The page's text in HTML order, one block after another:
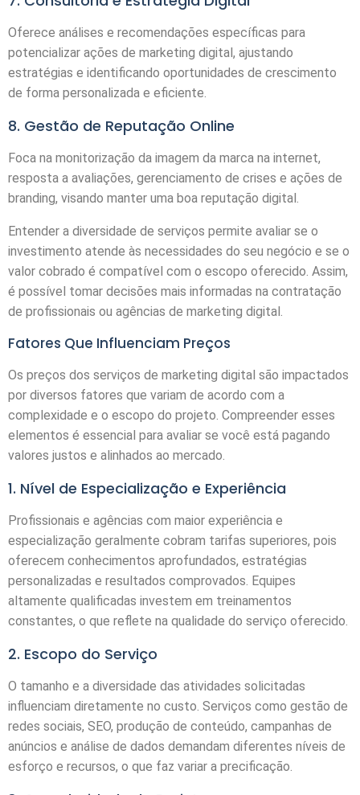
Oferece análises e recomendações específicas para
potencializar ações de marketing digital, ajustando
estratégias e identificando oportunidades de crescimento
de forma personalizada e eficiente.
8. Gestão de Reputação Online
Foca na monitorização da imagem da marca na internet,
resposta a avaliações, gerenciamento de crises e ações de
branding, visando manter uma boa reputação digital.
Entender a diversidade de serviços permite avaliar se o
investimento atende às necessidades do seu negócio e se o
valor cobrado é compatível com o escopo oferecido. Assim,
é possível tomar decisões mais informadas na contratação
de profissionais ou agências de marketing digital.
Fatores Que Influenciam Preços
Os preços dos serviços de marketing digital são impactados
por diversos fatores que variam de acordo com a
complexidade e o escopo do projeto. Compreender esses
elementos é essencial para avaliar se você está pagando
valores justos e alinhados ao mercado.
1. Nível de Especialização e Experiência
Profissionais e agências com maior experiência e
especialização geralmente cobram tarifas superiores, pois
oferecem conhecimentos aprofundados, estratégias
personalizadas e resultados comprovados. Equipes
altamente qualificadas investem em treinamentos
constantes, o que reflete na qualidade do serviço oferecido.
2. Escopo do Serviço
O tamanho e a diversidade das atividades solicitadas
influenciam diretamente no custo. Serviços como gestão de
redes sociais, SEO, produção de conteúdo, campanhas de
anúncios e análise de dados demandam diferentes níveis de
esforço e recursos, o que faz variar a precificação.